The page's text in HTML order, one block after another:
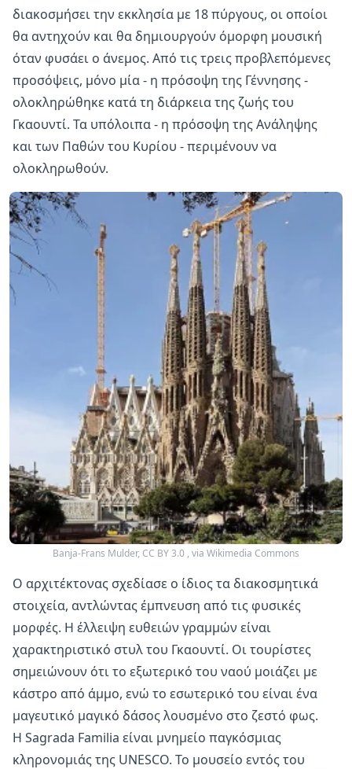
διακοσμήσει την εκκλησία με 18 πύργους, οι οποίοι
θα αντηχούν και θα δημιουργούν όμορφη μουσική
όταν φυσάει ο άνεμος. Από τις τρεις προβλεπόμενες
προσόψεις, μόνο μία - η πρόσοψη της Γέννησης -
ολοκληρώθηκε κατά τη διάρκεια της ζωής του
Γκαουντί. Τα υπόλοιπα - η πρόσοψη της Ανάληψης
και των Παθών του Κυρίου - περιμένουν να
ολοκληρωθούν.
Banja-Frans Mulder, CC BY 3.0 , via Wikimedia Commons
Ο αρχιτέκτονας σχεδίασε ο ίδιος τα διακοσμητικά
στοιχεία, αντλώντας έμπνευση από τις φυσικές
μορφές. Η έλλειψη ευθειών γραμμών είναι
χαρακτηριστικό στυλ του Γκαουντί. Οι τουρίστες
σημειώνουν ότι το εξωτερικό του ναού μοιάζει με
κάστρο από άμμο, ενώ το εσωτερικό του είναι ένα
μαγευτικό μαγικό δάσος λουσμένο στο ζεστό φως.
Η Sagrada Familia είναι μνημείο παγκόσμιας
κληρονομιάς της UNESCO. Το μουσείο εντός του